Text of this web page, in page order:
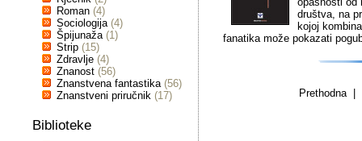
Roman (4)
Sociologija (4)
Špijunaža (1)
Strip (15)
Zdravlje (4)
Znanost (56)
Znanstvena fantastika (56)
Znanstveni priručnik (17)
Biblioteke
društva, na
kojoj
fanatika može pokazati
Prethodna